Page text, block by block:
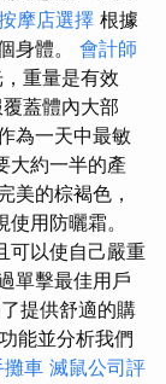
摩店選擇 根據
身體。 會計師
重量是有效
蓋體內大部
為一天中最敏
大約一半的產
美的棕褐色，
用防曬霜。
可以使自己嚴重
單擊最佳用戶
提供舒適的購
能並分析我們
攤車 滅鼠公司評